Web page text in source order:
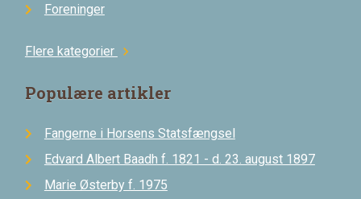
Foreninger
Flere kategorier chevron_right
Populære artikler
Fangerne i Horsens Statsfængsel
Edvard Albert Baadh f. 1821 - d. 23. august 1897
Marie Østerby f. 1975